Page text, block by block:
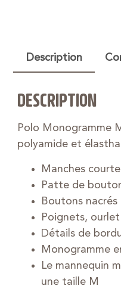
Description
DESCRIPTION
Polo Monogramme
polyamide et
Manches
Patte de
Boutons
Poignets,
Détails de
Monogramme
Le mannequin
une taille M